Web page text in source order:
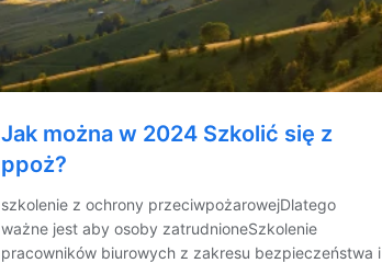
Jak można w 2024 Szkolić się z
ppoż?
szkolenie z ochrony przeciwpożarowejDlatego
ważne jest aby osoby zatrudnioneSzkolenie
pracowników biurowych z zakresu bezpieczeństwa i